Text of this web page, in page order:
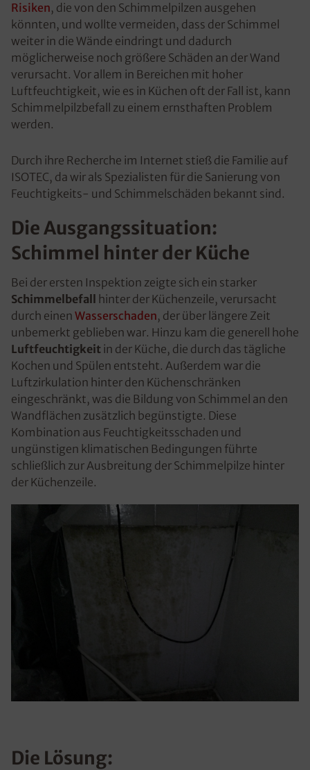
Risiken, die von den Schimmelpilzen ausgehen
könnten, und wollte vermeiden, dass der Schimmel
weiter in die Wände eindringt und dadurch
möglicherweise noch größere Schäden an der Wand
verursacht. Vor allem in Bereichen mit hoher
Luftfeuchtigkeit, wie es in Küchen oft der Fall ist, kann
Schimmelpilzbefall zu einem ernsthaften Problem
werden.
Durch ihre Recherche im Internet stieß die Familie auf
ISOTEC, da wir als Spezialisten für die Sanierung von
Feuchtigkeits- und Schimmelschäden bekannt sind.
Die Ausgangssituation:
Schimmel hinter der Küche
Bei der ersten Inspektion zeigte sich ein starker
Schimmelbefall
hinter der Küchenzeile, verursacht
durch einen Wasserschaden, der über längere Zeit
unbemerkt geblieben war. Hinzu kam die generell hohe
Luftfeuchtigkeit in der Küche, die durch das tägliche
Kochen und Spülen entsteht. Außerdem war die
Luftzirkulation hinter den Küchenschränken
eingeschränkt, was die Bildung von Schimmel an den
Wandflächen zusätzlich begünstigte. Diese
Kombination aus Feuchtigkeitsschaden und
ungünstigen klimatischen Bedingungen führte
schließlich zur Ausbreitung der Schimmelpilze hinter
der Küchenzeile.
Die Lösung: